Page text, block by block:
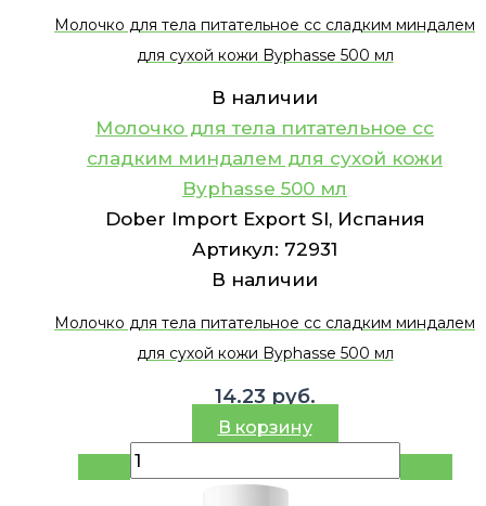
Молочко для тела питательное сс сладким миндалем
для сухой кожи Byphasse 500 мл
В наличии
Молочко для тела питательное сс
сладким миндалем для сухой кожи
Byphasse 500 мл
Dober Import Export Sl, Испания
Артикул: 72931
В наличии
Молочко для тела питательное сс сладким миндалем
для сухой кожи Byphasse 500 мл
14.23 руб.
В корзину